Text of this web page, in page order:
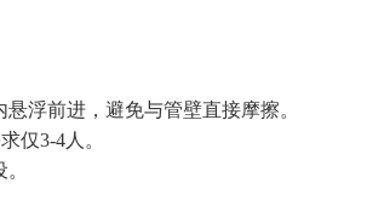
浮前进，避免与管壁直接摩擦‌。
仅3-4人‌。